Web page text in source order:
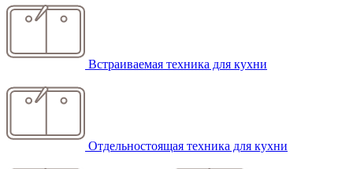
Встраиваемая техника для кухни
Отдельностоящая техника для кухни